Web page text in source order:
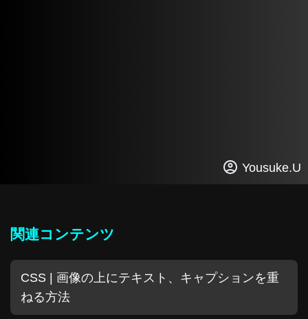
Yousuke.U
関連コンテンツ
CSS | 画像の上にテキスト、キャプションを重
ねる方法